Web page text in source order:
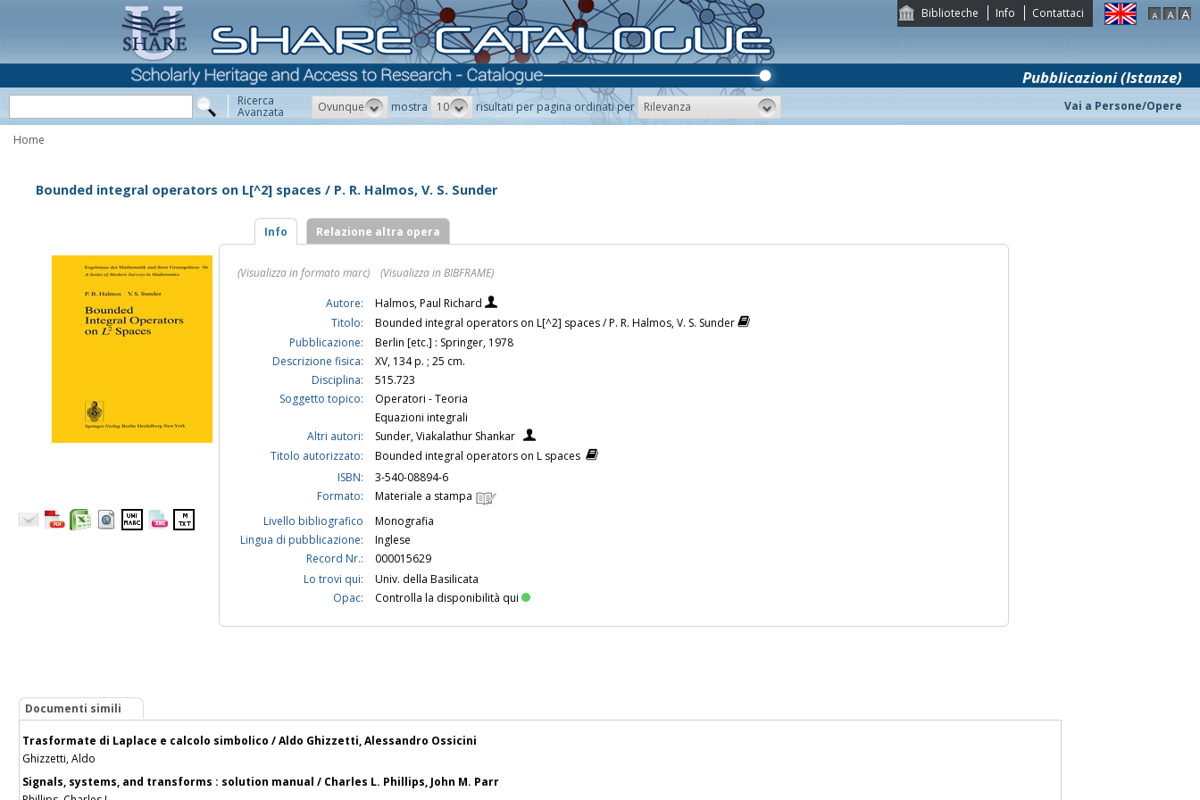
Biblioteche Info Contattaci
Pubblicazioni (Istanze)
Ricerca
Avanzata Ovunque mostra 10 risultati per pagina ordinati per Rilevanza Vai a Persone/Opere
Home
Bounded integral operators on L[^2] spaces / P. R. Halmos, V. S. Sunder
Info Relazione altra opera
(Visualizza in formato marc)
(Visualizza in BIBFRAME)
Autore:
Halmos, Paul Richard
Titolo:
Bounded integral operators on L[^2] spaces / P. R. Halmos, V. S. Sunder
Pubblicazione:
Berlin [etc.] : Springer, 1978
Descrizione fisica:
XV, 134 p. ; 25 cm.
Disciplina:
515.723
Soggetto topico:
Operatori - Teoria
Equazioni integrali
Altri autori:
Sunder, Viakalathur Shankar
Titolo autorizzato:
Bounded integral operators on L spaces
ISBN:
3-540-08894-6
Formato:
Materiale a stampa
Livello bibliografico
Monografia
Lingua di pubblicazione:
Inglese
Record Nr.:
000015629
Lo trovi qui:
Univ. della Basilicata
Opac:
Controlla la disponibilità qui
Documenti simili
Trasformate di Laplace e calcolo simbolico / Aldo Ghizzetti, Alessandro Ossicini
Ghizzetti, Aldo
Signals, systems, and transforms : solution manual / Charles L. Phillips, John M. Parr